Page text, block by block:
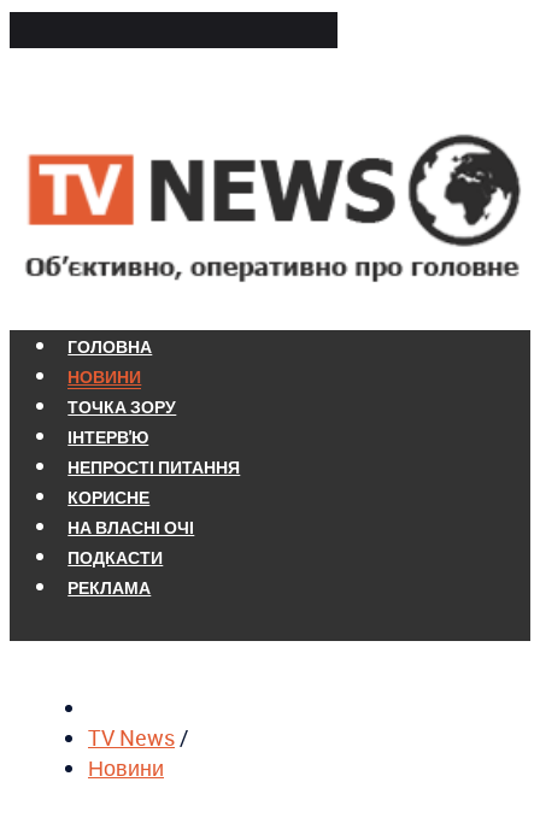
ГОЛОВНА
НОВИНИ
ТОЧКА ЗОРУ
ІНТЕРВ'Ю
НЕПРОСТІ ПИТАННЯ
КОРИСНЕ
НА ВЛАСНІ ОЧІ
ПОДКАСТИ
РЕКЛАМА
TV News/
Новини